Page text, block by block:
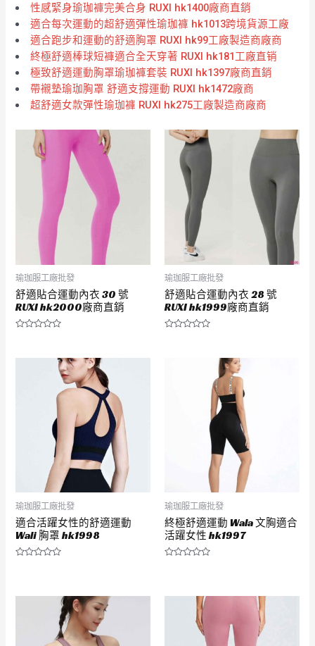
性感緊身瑜珈褲完美合身 RUXI hk1400廠商直銷
適合每次運動的超舒適彈性瑜珈褲 hk1013跨境貨源工廠
適合跑步和運動的舒適胸罩 RUXI hk99工廠製造商廠商
終極舒適棒球短褲適合全天穿著 RUXI hk181工廠直销
極致舒適運動胸罩瑜珈褲套裝 RUXI hk1397廠商直銷
帶襯墊瑜珈胸罩 舒適支撐運動 RUXI hk1472廠商
超舒適女款彈性瑜珈褲 RUXI hk275工廠製造商廠商
瑜珈服工廠批發
舒適貼合運動內衣 30 號
RUXI hk2000廠商直銷
瑜珈服工廠批發
舒適貼合運動內衣 28 號
RUXI hk1999廠商直銷
瑜珈服工廠批發
適合活躍女性的舒適運動
Wali 胸罩 hk1998
分
瑜珈服工廠批發
終極舒適運動 Wala 文胸適合
活躍女性 hk1997
分